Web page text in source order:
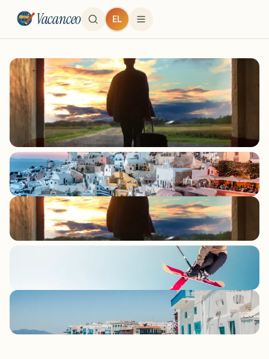
Vacanceo EL